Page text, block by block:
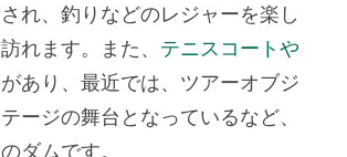
れ、釣りなどのレジャーを楽し
れます。また、 テニスコートや
あり、最近では、ツアーオブジ
ージの舞台となっているなど、
ダムです。